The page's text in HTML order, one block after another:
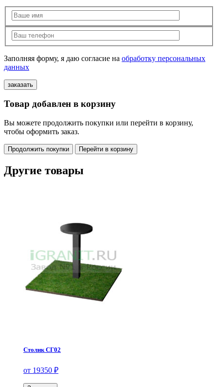
Заполняя форму, я даю согласие на обработку персональных
данных
Товар добавлен в корзину
Вы можете продолжить покупки или перейти в корзину,
чтобы оформить заказ.
Продолжить покупки Перейти в корзину
Другие товары
Столик СГ02
от 19350 ₽